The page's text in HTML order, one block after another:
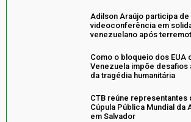
Adilson Araújo participa de
videoconferência em
venezuelano após
Como o bloqueio dos EUA
Venezuela impõe desafios
da tragédia humanitária
CTB reúne representantes
Cúpula Pública Mundial da
em Salvador